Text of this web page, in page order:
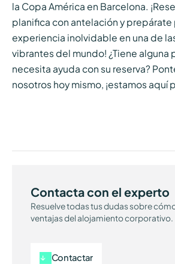
la Copa América en Barcelona.
planifica con antelación y prepárate
experiencia inolvidable en una de
vibrantes del mundo! ¿Tiene alguna
necesita ayuda con su reserva?
nosotros hoy mismo, ¡estamos aquí
Contacta con el experto
Resuelve todas tus dudas sobre
ventajas del alojamiento corporativo.
Contactar